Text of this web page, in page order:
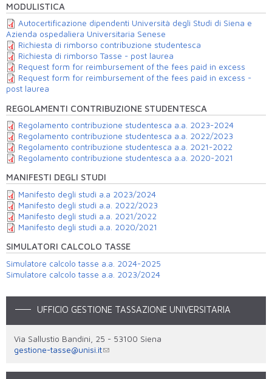
MODULISTICA
Autocertificazione dipendenti Università degli Studi di Siena e
Azienda ospedaliera Universitaria Senese
Richiesta di rimborso contribuzione studentesca
Richiesta di rimborso Tasse - post laurea
Request form for reimbursement of the fees paid in excess
Request form for reimbursement of the fees paid in excess -
post laurea
REGOLAMENTI CONTRIBUZIONE STUDENTESCA
Regolamento contribuzione studentesca a.a. 2023-2024
Regolamento contribuzione studentesca a.a. 2022/2023
Regolamento contribuzione studentesca a.a. 2021-2022
Regolamento contribuzione studentesca a.a. 2020-2021
MANIFESTI DEGLI STUDI
Manifesto degli studi a.a 2023/2024
Manifesto degli studi a.a. 2022/2023
Manifesto degli studi a.a. 2021/2022
Manifesto degli studi a.a. 2020/2021
SIMULATORI CALCOLO TASSE
Simulatore calcolo tasse a.a. 2024-2025
Simulatore calcolo tasse a.a. 2023/2024
UFFICIO GESTIONE TASSAZIONE UNIVERSITARIA
Via Sallustio Bandini, 25 - 53100 Siena
gestione-tasse@unisi.it